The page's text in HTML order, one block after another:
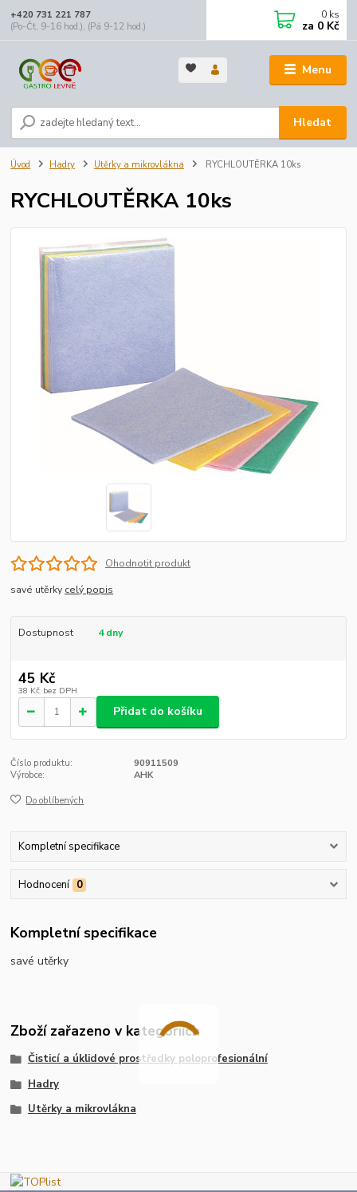
Menu
Hledat
+420 731 221 787
(Po-Čt, 9-16 hod.), (Pá 9-12 hod.)
0 ks
za 0 Kč
Úvod Hadry Utěrky a mikrovlákna RYCHLOUTĚRKA 10ks
RYCHLOUTĚRKA 10ks
Ohodnotit produkt
savé utěrky celý popis
Dostupnost 4 dny
45 Kč
38 Kč bez DPH
Přidat do košíku
Číslo produktu:
90911509
Výrobce:
AHK
Do oblíbených
Kompletní specifikace
Hodnocení 0
Kompletní specifikace
savé utěrky
Zboží zařazeno v kategoriích
Čisticí a úklidové prostředky poloprofesionální
Hadry
Utěrky a mikrovlákna